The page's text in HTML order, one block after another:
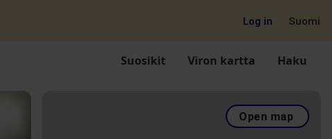
Log in Suomi
Suosikit Viron kartta Haku
Open map